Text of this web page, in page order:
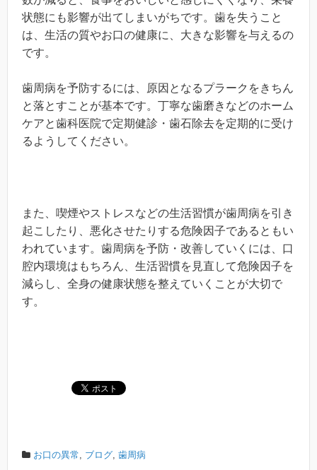
状態にも影響が出てしまいがちです。歯を失うこと
は、生活の質やお口の健康に、大きな影響を与えるの
です。
歯周病を予防するには、原因となるプラークをきちん
と落とすことが基本です。丁寧な歯磨きなどのホーム
ケアと歯科医院で定期健診・歯石除去を定期的に受け
るようしてください。
また、喫煙やストレスなどの生活習慣が歯周病を引き
起こしたり、悪化させたりする危険因子であるともい
われています。歯周病を予防・改善していくには、口
腔内環境はもちろん、生活習慣を見直して危険因子を
減らし、全身の健康状態を整えていくことが大切で
す。
お口の異常 ブログ 歯周病